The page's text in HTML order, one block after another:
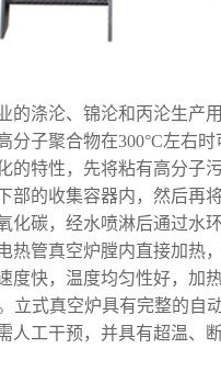
的涤沦、锦沦和丙沦生产
分子聚合物在300°C左右
的特性，先将粘有高分子
部的收集容器内，然后再
化碳，经水喷淋后通过水
热管真空炉膛内直接加热
度快，温度均匀性好，加
立式真空炉具有完整的
人工干预，并具有超温、